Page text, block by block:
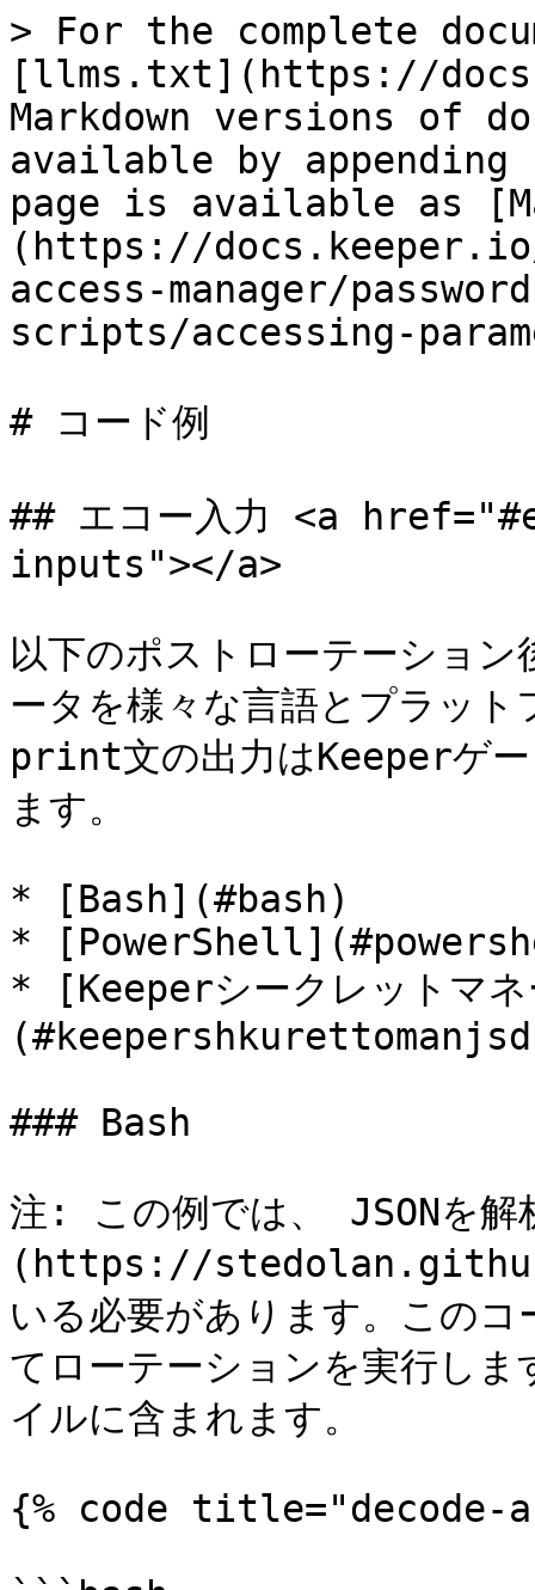
> For the complete
[llms.txt](https://
Markdown versions of
available by
page is available as
(https://
access-manager/
scripts/accessing-
# コード例
## エコー入力 <a
inputs"></a>
以下のポストローテーショ
ータを様々な言語とプラッ
print文の出力はKeeperゲー
ます。
* [Bash](#bash)
*
* [Keeperシークレットマネ
### Bash
注: この例では、 JSONを
(https://
いる必要があります。このコ
てローテーションを実行し
イルに含まれます。
{% code title="decode-